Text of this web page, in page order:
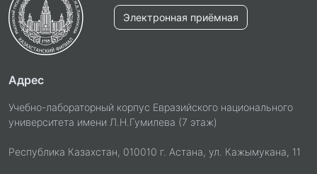
Электронная приёмная
Адрес
Учебно-лабораторный корпус Евразийского национального
университета имени Л.Н.Гумилева (7 этаж)
Республика Казахстан, 010010 г. Астана, ул. Кажымукана, 11